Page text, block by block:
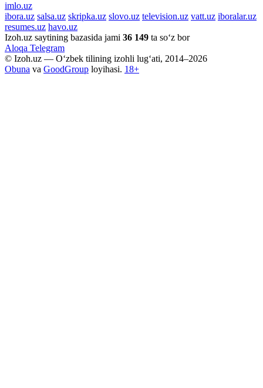
imlo.uz
ibora.uz salsa.uz skripka.uz slovo.uz television.uz vatt.uz iboralar.uz
resumes.uz havo.uz
Izoh.uz saytining bazasida jami 36 149 ta so‘z bor
Aloqa Telegram
© Izoh.uz — O‘zbek tilining izohli lug‘ati, 2014–2026
Obuna va GoodGroup loyihasi. 18+